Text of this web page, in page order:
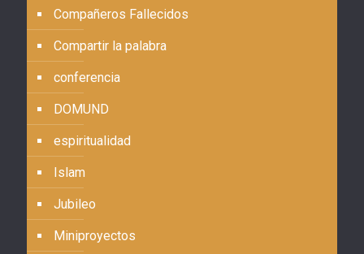
Compañeros Fallecidos
Compartir la palabra
conferencia
DOMUND
espiritualidad
Islam
Jubileo
Miniproyectos